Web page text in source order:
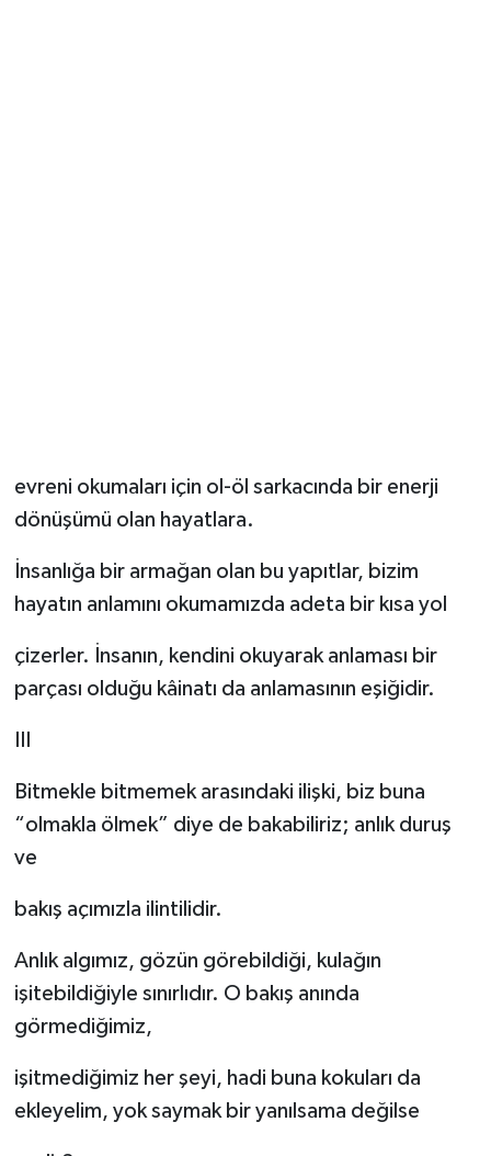
evreni okumaları için ol-öl sarkacında bir enerji
dönüşümü olan hayatlara.
İnsanlığa bir armağan olan bu yapıtlar, bizim
hayatın anlamını okumamızda adeta bir kısa yol
çizerler. İnsanın, kendini okuyarak anlaması bir
parçası olduğu kâinatı da anlamasının eşiğidir.
Bitmekle bitmemek arasındaki ilişki, biz buna
“olmakla ölmek” diye de bakabiliriz; anlık duruş
ve
bakış açımızla ilintilidir.
Anlık algımız, gözün görebildiği, kulağın
işitebildiğiyle sınırlıdır. O bakış anında
görmediğimiz,
işitmediğimiz her şeyi, hadi buna kokuları da
ekleyelim, yok saymak bir yanılsama değilse